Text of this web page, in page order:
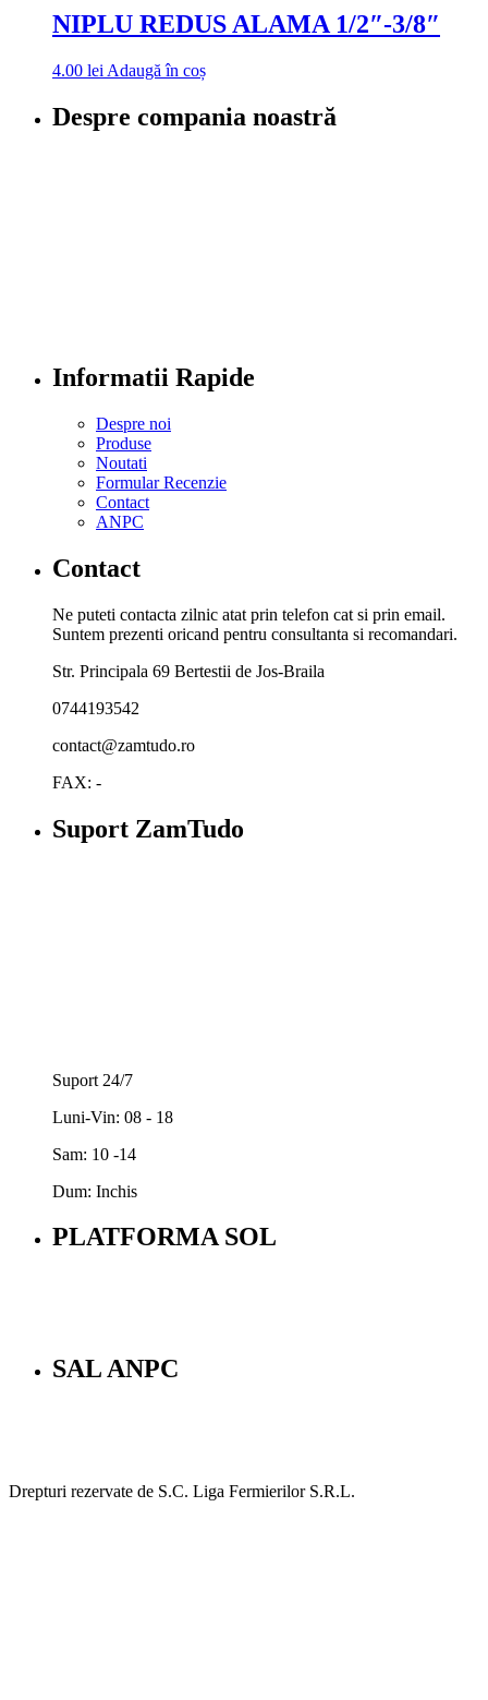
NIPLU REDUS ALAMA 1/2″-3/8″
4.00 lei Adaugă în coș
Despre compania noastră
Informatii Rapide
Despre noi
Produse
Noutati
Formular Recenzie
Contact
ANPC
Contact
Ne puteti contacta zilnic atat prin telefon cat si prin email.
Suntem prezenti oricand pentru consultanta si recomandari.
Str. Principala 69 Bertestii de Jos-Braila
0744193542
contact@zamtudo.ro
FAX: -
Suport ZamTudo
Suport 24/7
Luni-Vin: 08 - 18
Sam: 10 -14
Dum: Inchis
PLATFORMA SOL
SAL ANPC
Drepturi rezervate de S.C. Liga Fermierilor S.R.L.